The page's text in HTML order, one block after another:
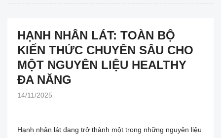
HẠNH NHÂN LÁT: TOÀN BỘ
KIẾN THỨC CHUYÊN SÂU CHO
MỘT NGUYÊN LIỆU HEALTHY
ĐA NĂNG
14/11/2025
Hạnh nhân lát đang trở thành một trong những nguyên liệu